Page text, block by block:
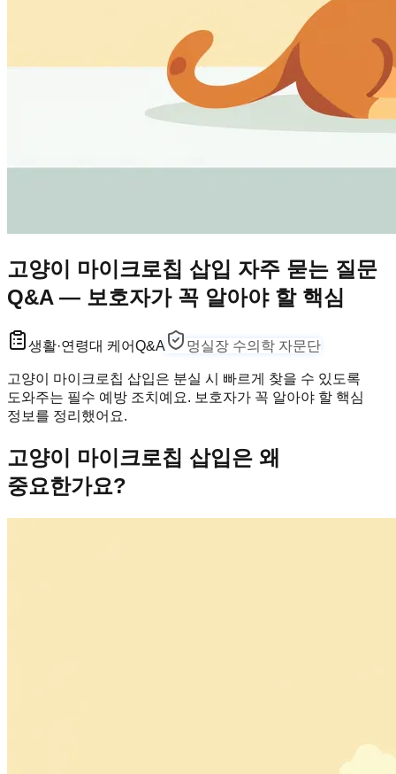
고양이 마이크로칩 삽입 자주 묻는 질문
Q&A — 보호자가 꼭 알아야 할 핵심
생활·연령대 케어Q&A 멍실장 수의학 자문단
고양이 마이크로칩 삽입은 분실 시 빠르게 찾을 수 있도록
도와주는 필수 예방 조치예요. 보호자가 꼭 알아야 할 핵심
정보를 정리했어요.
고양이 마이크로칩 삽입은 왜
중요한가요?